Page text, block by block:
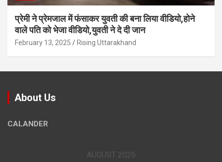
प्रेमी ने प्रेमजाल में फंसाकर युवती की बना लिया वीडियो,होने
वाले पत‍ि को भेजा वीड‍ियो,युवती ने दे दी जान
February 13, 2025 Rising Uttarakhand
About Us
CALANDER
AUGUST 2026